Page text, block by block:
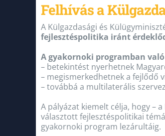
Felhívás a
A Külgazdasági és
fejlesztéspolitika iránt
A gyakornoki programban
– betekintést nyerhetnek
– megismerkedhetnek a fejlődő
– továbbá a multilaterális
A pályázat kiemelt célja, hogy –
választott fejlesztéspolitikai
gyakornoki program lezárultáig.